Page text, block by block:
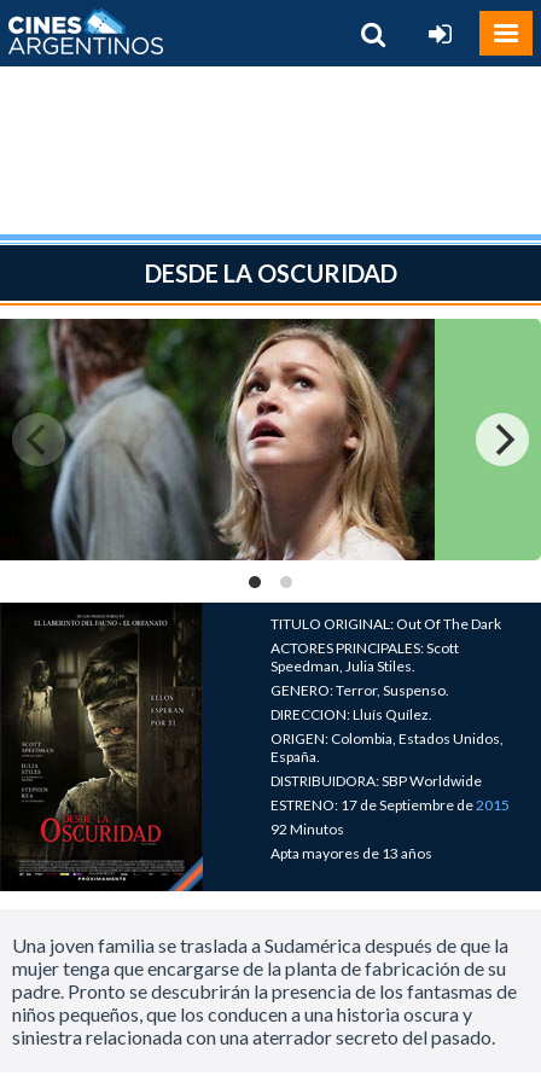
DESDE LA OSCURIDAD
TITULO ORIGINAL: Out Of The Dark
ACTORES PRINCIPALES: Scott
Speedman, Julia Stiles.
GENERO: Terror, Suspenso.
DIRECCION: Lluís Quílez.
ORIGEN: Colombia, Estados Unidos,
España.
DISTRIBUIDORA: SBP Worldwide
ESTRENO: 17 de Septiembre de2015
92 Minutos
Apta mayores de 13 años
Una joven familia se traslada a Sudamérica después de que la
mujer tenga que encargarse de la planta de fabricación de su
padre. Pronto se descubrirán la presencia de los fantasmas de
niños pequeños, que los conducen a una historia oscura y
siniestra relacionada con una aterrador secreto del pasado.